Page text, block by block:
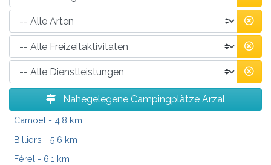
Nahegelegene Campingplätze Arzal
Camoël - 4.8 km
Billiers - 5.6 km
Férel - 6.1 km